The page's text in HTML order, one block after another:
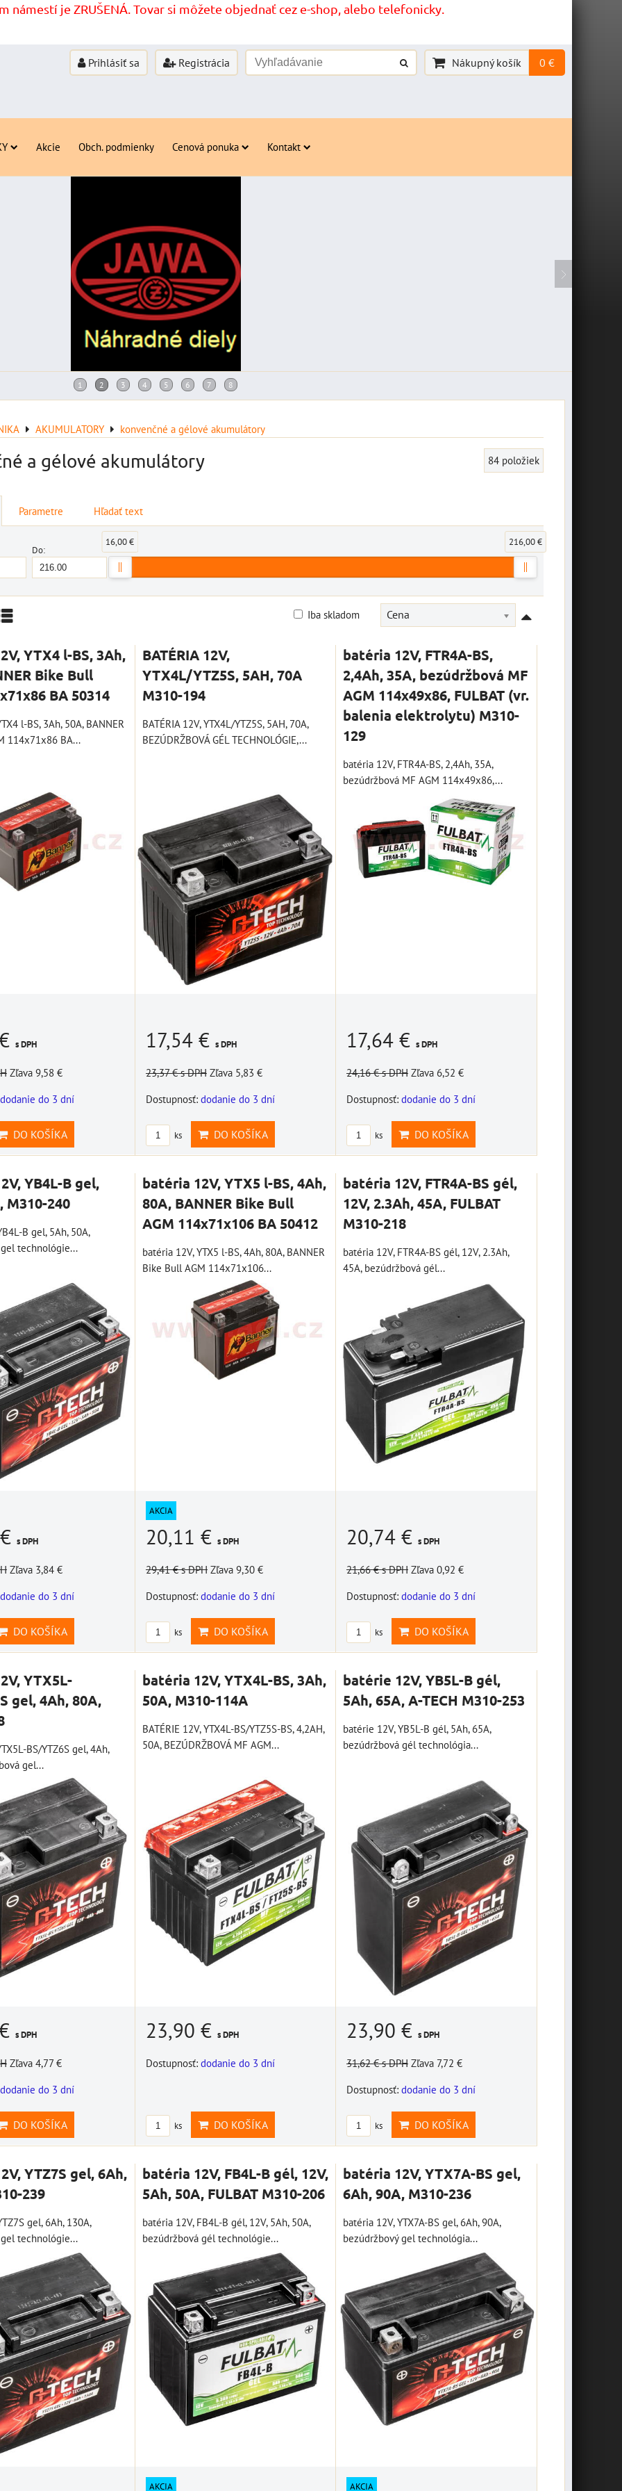
námestí je ZRUŠENÁ. Tovar si môžete objednať cez e-shop, alebo telefonicky.
Prihlásiť sa Registrácia Nákupný košík 0 €
Akcie Obch. podmienky Cenová ponuka Kontakt
AKUMULATORY konvenčné a gélové akumulátory
a gélové akumulátory 84 položiek
Parametre Hľadať text
Do:
16,00 € 216,00 €
Cena
Iba skladom
YTX4 l-BS, 3Ah,
Bike Bull
BA 50314
l-BS, 3Ah, 50A, BANNER
114x71x86 BA...
s DPH
Zľava 9,58 €
dodanie do 3 dní
DO KOŠÍKA
BATÉRIA 12V,
YTX4L/YTZ5S, 5AH, 70A
M310-194
BATÉRIA 12V, YTX4L/YTZ5S, 5AH, 70A,
BEZÚDRŽBOVÁ GÉL TECHNOLÓGIE,...
17,54 € s DPH
23,37 €s DPH Zľava 5,83 €
Dostupnosť: dodanie do 3 dní
ks DO KOŠÍKA
batéria 12V, FTR4A-BS,
2,4Ah, 35A, bezúdržbová MF
AGM 114x49x86, FULBAT (vr.
balenia elektrolytu) M310-
129
batéria 12V, FTR4A-BS, 2,4Ah, 35A,
bezúdržbová MF AGM 114x49x86,...
17,64 €s DPH
24,16 €s DPH Zľava 6,52 €
Dostupnosť:dodanie do 3 dní
ks DO KOŠÍKA
YB4L-B gel,
M310-240
B gel, 5Ah, 50A,
technológie...
s DPH
Zľava 3,84 €
dodanie do 3 dní
DO KOŠÍKA
batéria 12V, YTX5 l-BS, 4Ah,
80A, BANNER Bike Bull
AGM 114x71x106 BA 50412
batéria 12V, YTX5 l-BS, 4Ah, 80A, BANNER
Bike Bull AGM 114x71x106...
AKCIA
20,11 € s DPH
29,41 €s DPH Zľava 9,30 €
Dostupnosť: dodanie do 3 dní
ks DO KOŠÍKA
batéria 12V, FTR4A-BS gél,
12V, 2.3Ah, 45A, FULBAT
M310-218
batéria 12V, FTR4A-BS gél, 12V, 2.3Ah,
45A, bezúdržbová gél...
20,74 €s DPH
21,66 €s DPH Zľava 0,92 €
Dostupnosť:dodanie do 3 dní
ks DO KOŠÍKA
YTX5L-
gel, 4Ah, 80A,
BS/YTZ6S gel, 4Ah,
gel...
s DPH
Zľava 4,77 €
dodanie do 3 dní
DO KOŠÍKA
batéria 12V, YTX4L-BS, 3Ah,
50A, M310-114A
BATÉRIE 12V, YTX4L-BS/YTZ5S-BS, 4,2AH,
50A, BEZÚDRŽBOVÁ MF AGM...
23,90 € s DPH
Dostupnosť: dodanie do 3 dní
ks DO KOŠÍKA
batérie 12V, YB5L-B gél,
5Ah, 65A, A-TECH M310-253
batérie 12V, YB5L-B gél, 5Ah, 65A,
bezúdržbová gél technológia...
23,90 €s DPH
31,62 €s DPH Zľava 7,72 €
Dostupnosť:dodanie do 3 dní
ks DO KOŠÍKA
YTZ7S gel, 6Ah,
239
gel, 6Ah, 130A,
technológie...
batéria 12V, FB4L-B gél, 12V,
5Ah, 50A, FULBAT M310-206
batéria 12V, FB4L-B gél, 12V, 5Ah, 50A,
bezúdržbová gél technológie...
AKCIA
batéria 12V, YTX7A-BS gel,
6Ah, 90A, M310-236
batéria 12V, YTX7A-BS gel, 6Ah, 90A,
bezúdržbový gel technológia...
AKCIA
A, NOCO GB20
štartovací box + power
banka, bootovací prúd 400
ks DO KOŠÍKA
10002768
Novšie motocykle BMW
základnej výbave a...
30,74 €s DPH
ks DO KOŠÍKA
závesná plechová
Welcome" 10014687
závesná plechová tabuľa
"Bikers Welcome" 20 x 10
7,16 €s DPH
ks DO KOŠÍKA